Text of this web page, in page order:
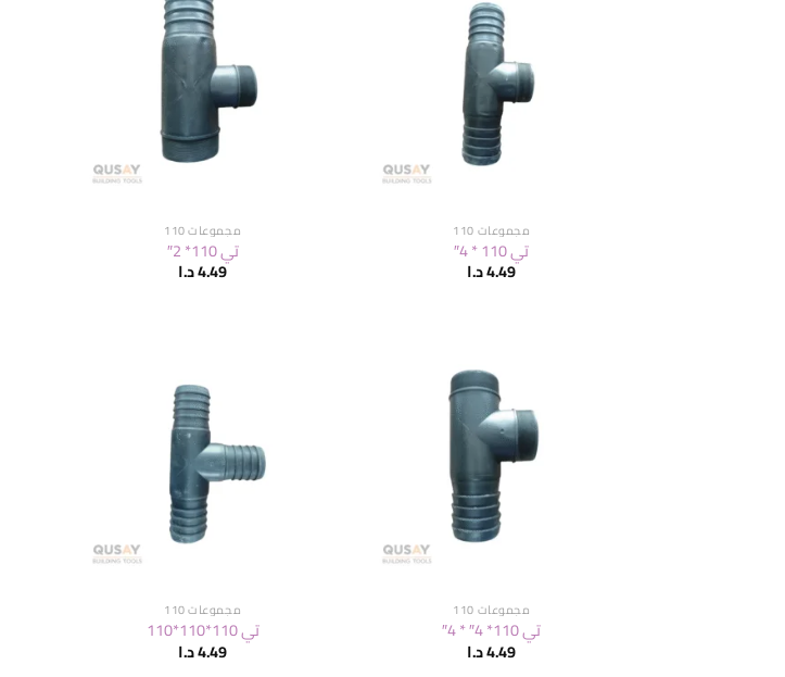
مجموعات 110
تي 110 * 4″
4.49د.ا
مجموعات 110
تي 110* 2″
4.49د.ا
مجموعات 110
تي 110* 4″ * 4″
4.49د.ا
مجموعات 110
تي 110*110*110
4.49د.ا